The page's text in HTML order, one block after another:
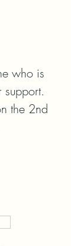
who is
support.
the 2nd